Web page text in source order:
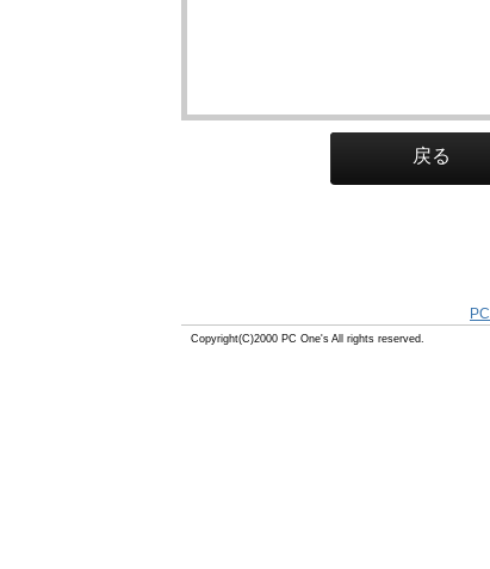
戻る
Copyright(C)2000 PC One's All rights reserved.